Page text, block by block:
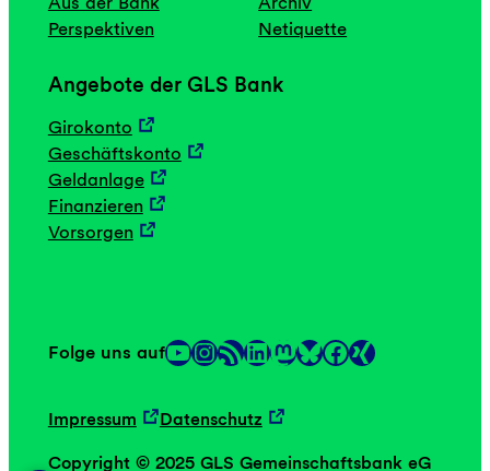
Perspektiven
Netiquette
Angebote der GLS Bank
Girokonto
Geschäftskonto
Geldanlage
Finanzieren
Vorsorgen
Folge uns aufYouTube InstagramRSS-Feed LinkedIn Mastodon Link Facebook Link
Impressum Datenschutz
Copyright © 2025 GLS Gemeinschaftsbank eG